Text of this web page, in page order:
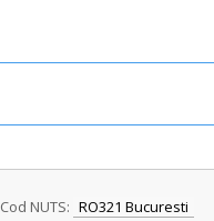
Cod NUTS: RO321 Bucuresti